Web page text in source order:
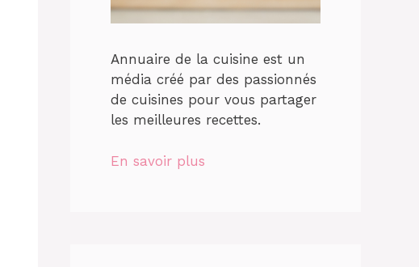
Annuaire de la cuisine est un
média créé par des passionnés
de cuisines pour vous partager
les meilleures recettes.
En savoir plus